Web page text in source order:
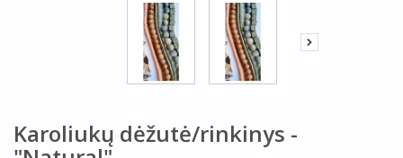
Karoliukų dėžutė/rinkinys -